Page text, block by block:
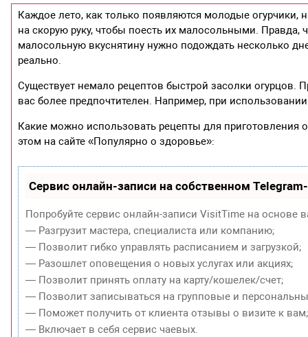
Каждое лето, как только появляются молодые огурчики,
на скорую руку, чтобы поесть их малосольными.
малосольную вкуснятину нужно подождать несколько
реально.
Существует немало рецептов быстрой засолки
вас более предпочтителен. Например, при
Какие можно использовать рецепты для приготовления
этом на сайте «Популярно о здоровье»:
Сервис онлайн-записи на собственном
Попробуйте сервис онлайн-записи VisitTime на основе
— Разгрузит мастера, специалиста или компанию;
— Позволит гибко управлять расписанием и загрузкой;
— Разошлет оповещения о новых услугах или акциях;
— Позволит принять оплату на карту/кошелек/счет;
— Позволит записываться на групповые и
— Поможет получить от клиента отзывы о визите к вам;
— Включает в себя сервис чаевых.